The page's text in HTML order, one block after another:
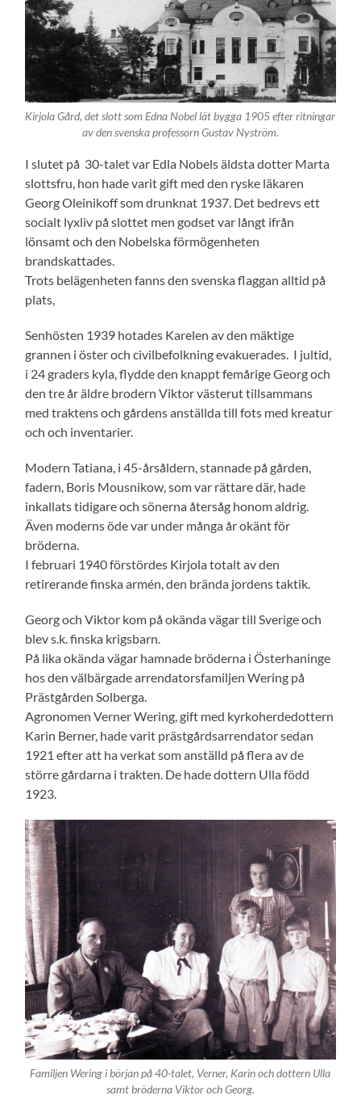
Kirjola Gård, det slott som Edna Nobel lät bygga 1905 efter ritningar
av den svenska professorn Gustav Nyström.
I slutet på 30-talet var Edla Nobels äldsta dotter Marta
slottsfru, hon hade varit gift med den ryske läkaren
Georg Oleinikoff som drunknat 1937. Det bedrevs ett
socialt lyxliv på slottet men godset var långt ifrån
lönsamt och den Nobelska förmögenheten
brandskattades.
Trots belägenheten fanns den svenska flaggan alltid på
plats,
Senhösten 1939 hotades Karelen av den mäktige
grannen i öster och civilbefolkning evakuerades. I jultid,
i 24 graders kyla, flydde den knappt femårige Georg och
den tre år äldre brodern Viktor västerut tillsammans
med traktens och gårdens anställda till fots med kreatur
och och inventarier.
Modern Tatiana, i 45-årsåldern, stannade på gården,
fadern, Boris Mousnikow, som var rättare där, hade
inkallats tidigare och sönerna återsåg honom aldrig.
Även moderns öde var under många år okänt för
bröderna.
I februari 1940 förstördes Kirjola totalt av den
retirerande finska armén, den brända jordens taktik.
Georg och Viktor kom på okända vägar till Sverige och
blev s.k. finska krigsbarn.
På lika okända vägar hamnade bröderna i Österhaninge
hos den välbärgade arrendatorsfamiljen Wering på
Prästgården Solberga.
Agronomen Verner Wering, gift med kyrkoherdedottern
Karin Berner, hade varit prästgårdsarrendator sedan
1921 efter att ha verkat som anställd på flera av de
större gårdarna i trakten. De hade dottern Ulla född
1923.
Familjen Wering i början på 40-talet, Verner, Karin och dottern Ulla
samt bröderna Viktor och Georg.